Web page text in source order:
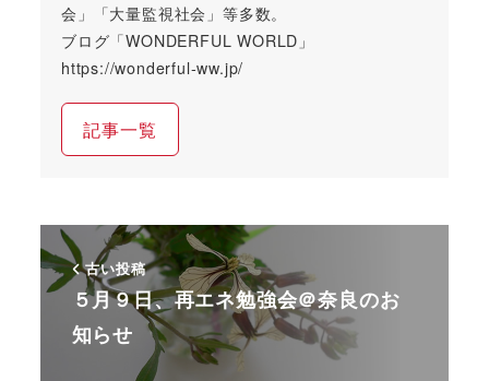
会」「大量監視社会」等多数。
ブログ「WONDERFUL WORLD」
https://wonderful-ww.jp/
記事一覧
古い投稿
５月９日、再エネ勉強会＠奈良のお
知らせ